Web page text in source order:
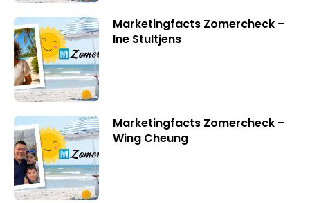
Marketingfacts Zomercheck –
Ine Stultjens
Marketingfacts Zomercheck –
Wing Cheung